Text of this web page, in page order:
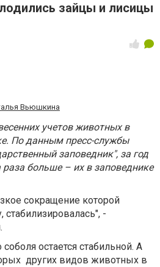
зайцы и лисицы
Вьюшкина
учетов животных в
По данным пресс-службы
заповедник", за год
больше – их в заповеднике
сокращение которой
стабилизировалась", -
остается стабильной. А
других видов животных в